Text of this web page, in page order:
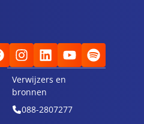
VOOR VERWIJZERS
Verwijzers en
bronnen
088-2807277